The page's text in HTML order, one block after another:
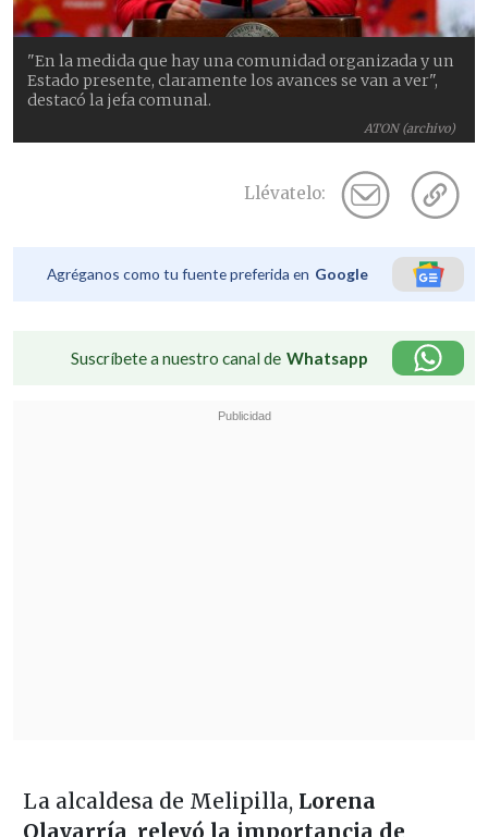
ATON (archivo)
"En la medida que hay una comunidad organizada y un
Estado presente, claramente los avances se van a ver",
destacó la jefa comunal.
Llévatelo:
Agréganos como tu fuente preferida en Google
Suscríbete a nuestro canal de Whatsapp
La alcaldesa de Melipilla, Lorena
Olavarría relevó la importancia de